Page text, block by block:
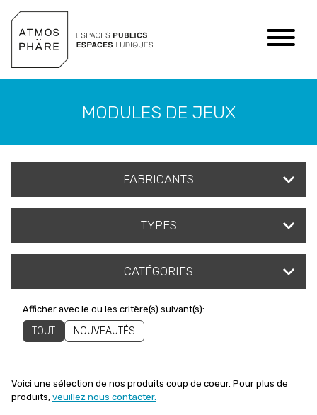
MODULES DE JEUX
FABRICANTS
TYPES
CATÉGORIES
Afficher avec le ou les critère(s) suivant(s):
TOUT NOUVEAUTÉS
Voici une sélection de nos produits coup de coeur. Pour plus de
produits, veuillez nous contacter.